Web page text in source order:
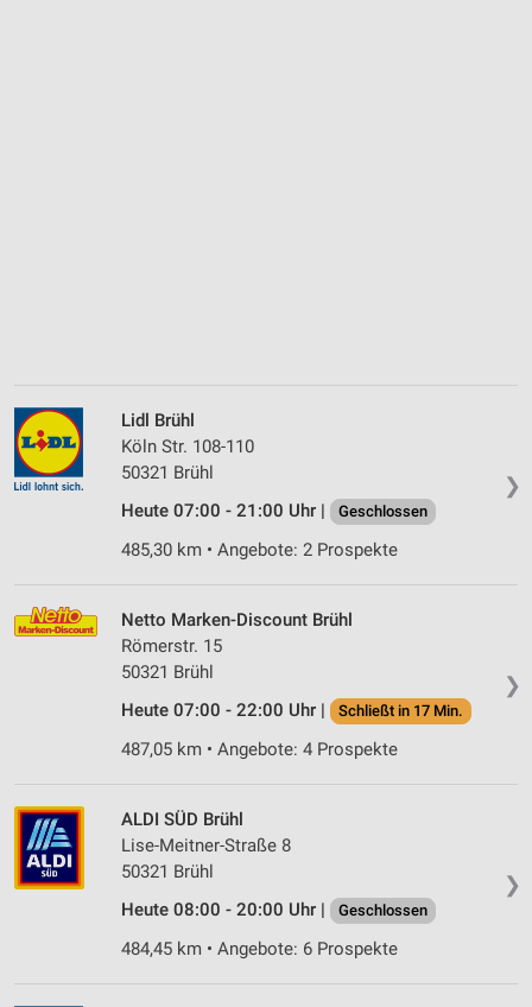
❯
Lidl Brühl
Köln Str. 108-110
50321 Brühl
Heute 07:00 - 21:00 Uhr |
Geschlossen
485,30 km • Angebote: 2 Prospekte
❯
Netto Marken-Discount Brühl
Römerstr. 15
50321 Brühl
Heute 07:00 - 22:00 Uhr |
Schließt in 17 Min.
487,05 km • Angebote: 4 Prospekte
❯
ALDI SÜD Brühl
Lise-Meitner-Straße 8
50321 Brühl
Heute 08:00 - 20:00 Uhr |
Geschlossen
484,45 km • Angebote: 6 Prospekte